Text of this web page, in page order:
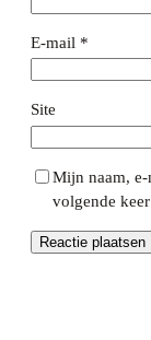
E-mail *
Site
Mijn naam, e-
volgende